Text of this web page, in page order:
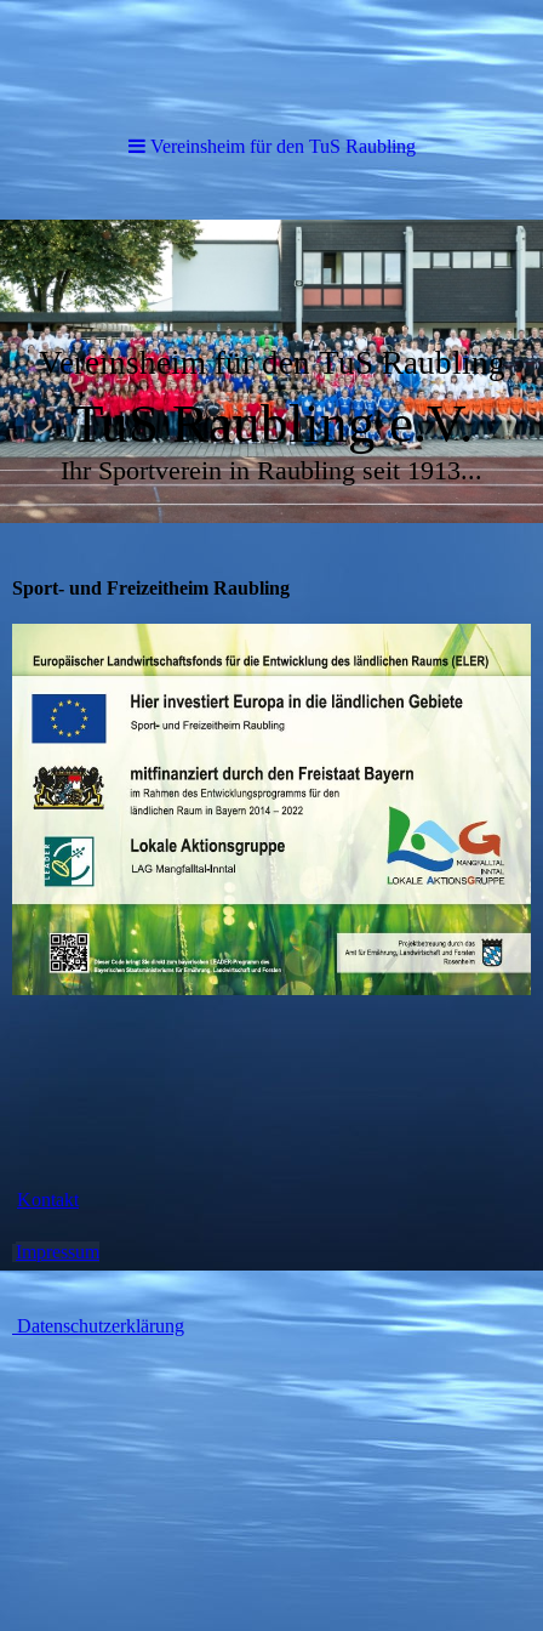
Vereinsheim für den TuS Raubling
TuS Raubling e.V.
Ihr Sportverein in Raubling seit 1913...
Sport- und Freizeitheim Raubling
Kontakt
Impressum
Datenschutzerklärung
Vereinsheim für den TuS Raubling